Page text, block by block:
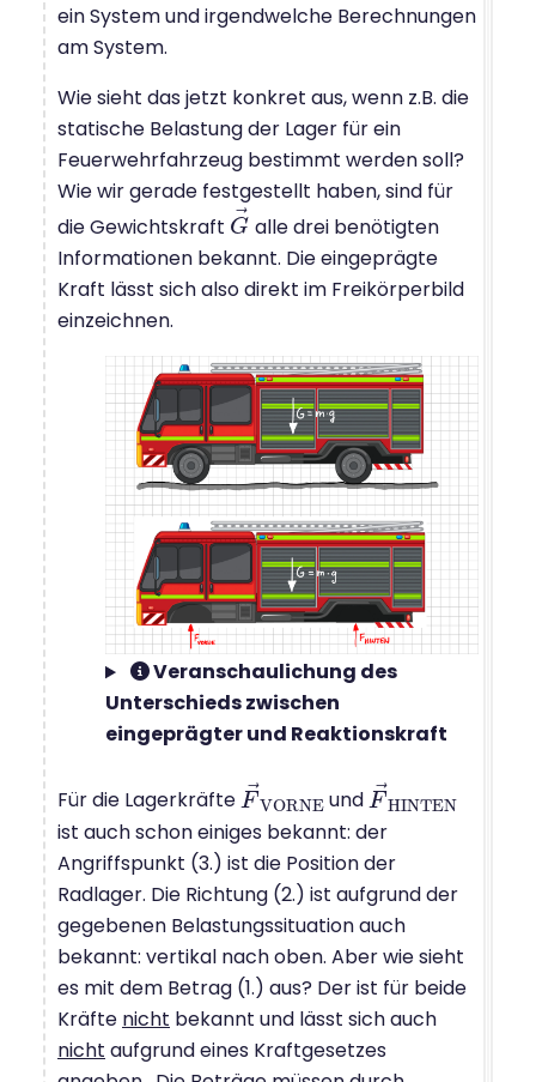
ein System und irgendwelche Berechnungen
am System.
Wie sieht das jetzt konkret aus, wenn z.B. die
statische Belastung der Lager für ein
Feuerwehrfahrzeug bestimmt werden soll?
Wie wir gerade festgestellt haben, sind für
die Gewichtskraft G⃗
G→alle drei benötigten
Informationen bekannt. Die eingeprägte
Kraft lässt sich also direkt im Freikörperbild
einzeichnen.
Veranschaulichung des
Unterschieds zwischen
eingeprägter und Reaktionskraft
Für die Lagerkräfte F ⃗
VORNE
F→VORNE
undF⃗
HINTEN
F→HINTEN
ist auch schon einiges bekannt: der
Angriffspunkt (3.) ist die Position der
Radlager. Die Richtung (2.) ist aufgrund der
gegebenen Belastungssituation auch
bekannt: vertikal nach oben. Aber wie sieht
es mit dem Betrag (1.) aus? Der ist für beide
Kräfte nicht bekannt und lässt sich auch
nicht aufgrund eines Kraftgesetzes